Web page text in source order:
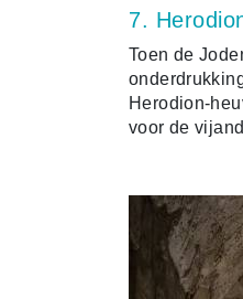
7.
Toen de
Herodion-
voor de